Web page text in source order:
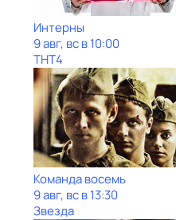
Интерны
9 авг, вс в 10:00
ТНТ4
Команда восемь
9 авг, вс в 13:30
Звезда